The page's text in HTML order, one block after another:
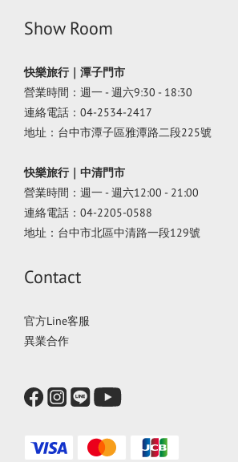
Show Room
快樂旅行｜潭子門市
營業時間：週一 - 週六9:30 - 18:30
連絡電話：04-2534-2417
地址：台中市潭子區雅潭路二段225號
快樂旅行｜中清門市
營業時間：週一 - 週六12:00 - 21:00
連絡電話：04-2205-0588
地址：台中市北區中清路一段129號
Contact
官方Line客服
異業合作